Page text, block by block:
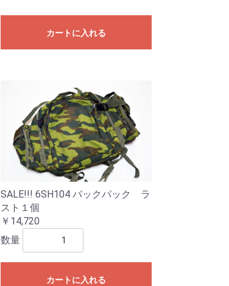
カートに入れる
SALE!!! 6SH104 バックパック ラ
スト１個
￥14,720
数量
カートに入れる